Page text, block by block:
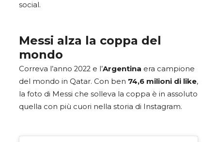
social.
Messi alza la coppa del
mondo
Correva l’anno 2022 e l’Argentina era campione
del mondo in Qatar. Con ben 74,6 milioni di like,
la foto di Messi che solleva la coppa è in assoluto
quella con più cuori nella storia di Instagram.